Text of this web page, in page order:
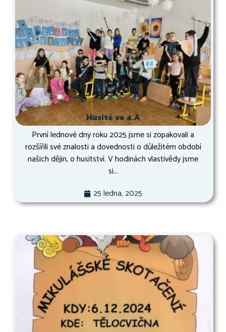
Husité ve 4.A
První lednové dny roku 2025 jsme si zopakovali a
rozšířili své znalosti a dovednosti o důležitém období
našich dějin, o husitství. V hodinách vlastivědy jsme
si...
25 ledna, 2025